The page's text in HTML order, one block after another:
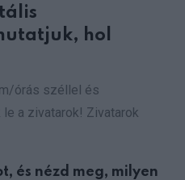
hol
órás széllel és
a zivatarok! Zivatarok
és nézd meg, milyen